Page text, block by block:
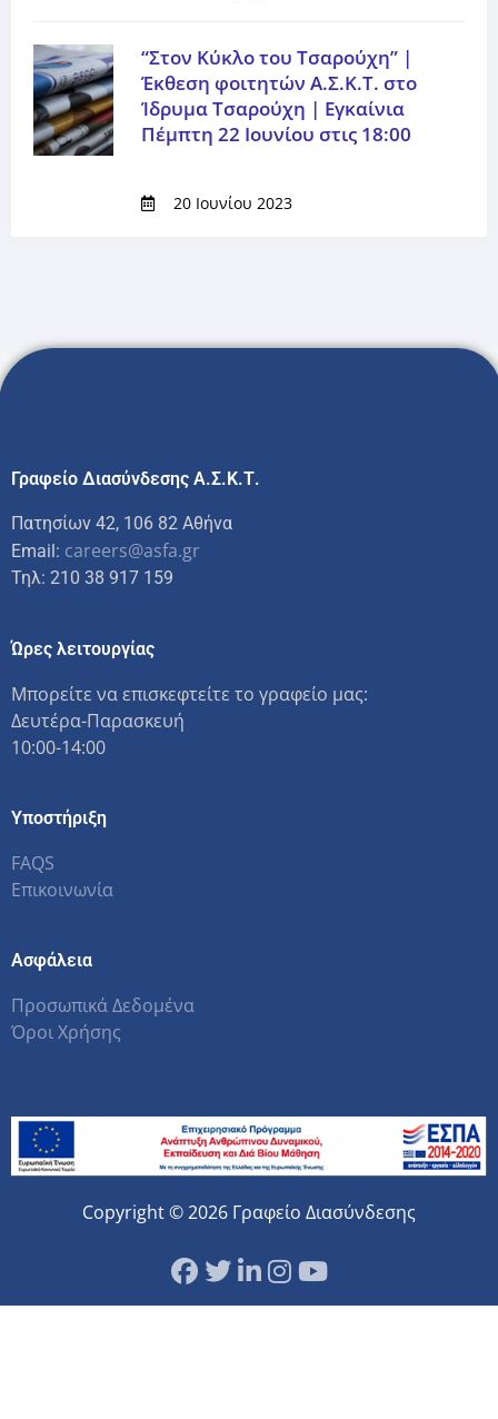
“Στον Κύκλο του Τσαρούχη” |
Έκθεση φοιτητών Α.Σ.Κ.Τ. στο
Ίδρυμα Τσαρούχη | Εγκαίνια
Πέμπτη 22 Ιουνίου στις 18:00
20 Ιουνίου 2023
Γραφείο Διασύνδεσης Α.Σ.Κ.Τ.
Πατησίων 42, 106 82 Αθήνα
Email: careers@asfa.gr
Τηλ: 210 38 917 159
Ώρες λειτουργίας
Μπορείτε να επισκεφτείτε το γραφείο μας:
Δευτέρα-Παρασκευή
10:00-14:00
Υποστήριξη
FAQS
Επικοινωνία
Ασφάλεια
Προσωπικά Δεδομένα
Όροι Χρήσης
Copyright © 2026 Γραφείο Διασύνδεσης